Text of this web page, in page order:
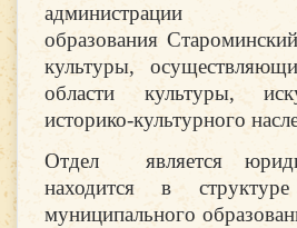
администрации
образования
культуры,
области культуры,
историко-культурного
Отдел является
находится в структуре
муниципального